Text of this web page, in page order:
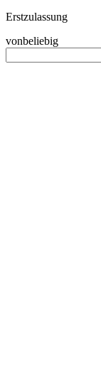
Erstzulassung
vonbeliebig